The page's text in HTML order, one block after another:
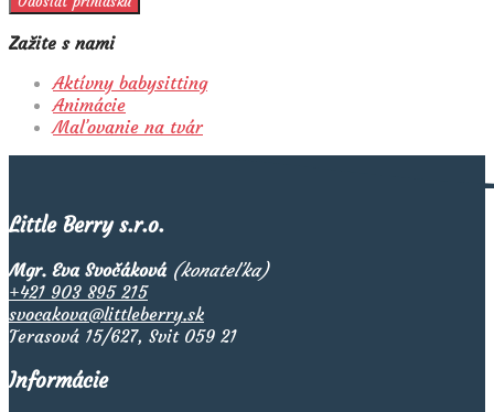
Zažite s nami
Aktívny babysitting
Animácie
Maľovanie na tvár
Little Berry s.r.o.
Mgr. Eva Svočáková (konateľka)
+421 903 895 215
svocakova@littleberry.sk
Terasová 15/627, Svit 059 21
Informácie